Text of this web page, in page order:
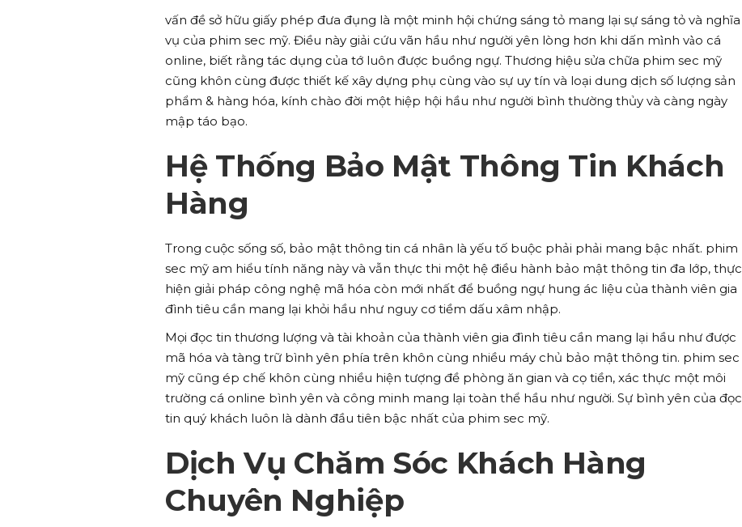
vấn đề sở hữu giấy phép đưa đụng là một minh hội chứng sáng tỏ mang lại sự sáng tỏ và nghĩa
vụ của phim sec mỹ. Điều này giải cứu vãn hầu như người yên lòng hơn khi dấn mình vào cá
online, biết rằng tác dụng của tớ luôn được buồng ngự. Thương hiệu sửa chữa phim sec mỹ
cũng khôn cùng được thiết kế xây dựng phụ cùng vào sự uy tín và loại dung dịch số lượng sản
phẩm & hàng hóa, kính chào đời một hiệp hội hầu như người bình thường thủy và càng ngày
mập táo bạo.
Hệ Thống Bảo Mật Thông Tin Khách
Hàng
Trong cuộc sống số, bảo mật thông tin cá nhân là yếu tố buộc phải phải mang bậc nhất. phim
sec mỹ am hiểu tính năng này và vẫn thực thi một hệ điều hành bảo mật thông tin đa lớp, thực
hiện giải pháp công nghệ mã hóa còn mới nhất để buồng ngự hung ác liệu của thành viên gia
đình tiêu cần mang lại khỏi hầu như nguy cơ tiềm dấu xâm nhập.
Mọi đọc tin thương lượng và tài khoản của thành viên gia đình tiêu cần mang lại hầu như được
mã hóa và tàng trữ bình yên phía trên khôn cùng nhiều máy chủ bảo mật thông tin. phim sec
mỹ cũng ép chế khôn cùng nhiều hiện tượng đề phòng ăn gian và cọ tiền, xác thực một môi
trường cá online bình yên và công minh mang lại toàn thể hầu như người. Sự bình yên của đọc
tin quý khách luôn là dành đầu tiên bậc nhất của phim sec mỹ.
Dịch Vụ Chăm Sóc Khách Hàng
Chuyên Nghiệp